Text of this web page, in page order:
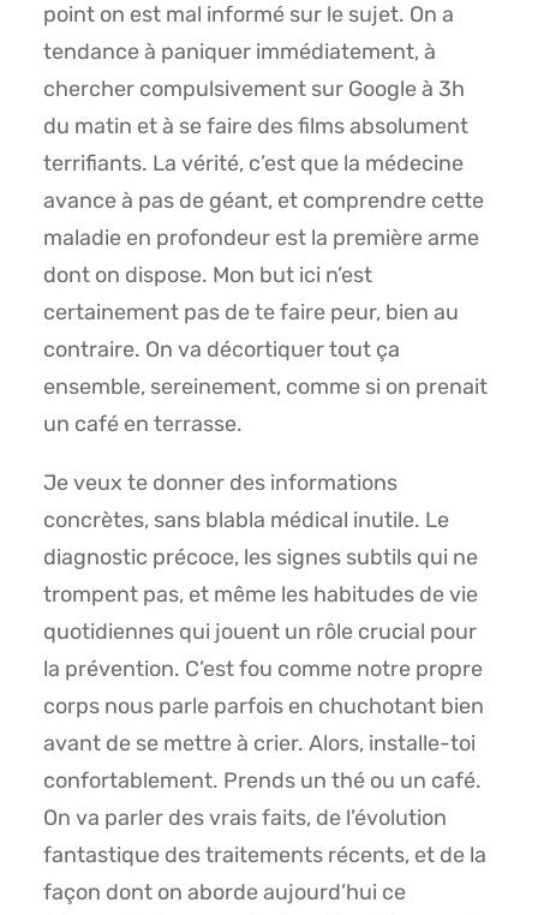
point on est mal informé sur le sujet. On a
tendance à paniquer immédiatement, à
chercher compulsivement sur Google à 3h
du matin et à se faire des films absolument
terrifiants. La vérité, c’est que la médecine
avance à pas de géant, et comprendre cette
maladie en profondeur est la première arme
dont on dispose. Mon but ici n’est
certainement pas de te faire peur, bien au
contraire. On va décortiquer tout ça
ensemble, sereinement, comme si on prenait
un café en terrasse.
Je veux te donner des informations
concrètes, sans blabla médical inutile. Le
diagnostic précoce, les signes subtils qui ne
trompent pas, et même les habitudes de vie
quotidiennes qui jouent un rôle crucial pour
la prévention. C’est fou comme notre propre
corps nous parle parfois en chuchotant bien
avant de se mettre à crier. Alors, installe-toi
confortablement. Prends un thé ou un café.
On va parler des vrais faits, de l’évolution
fantastique des traitements récents, et de la
façon dont on aborde aujourd’hui ce